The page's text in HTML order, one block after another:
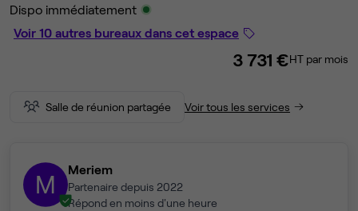
Dispo immédiatement
Voir 10 autres bureaux dans cet espace
3 731 €HT par mois
Salle de réunion partagée Voir tous les services
M Meriem
Partenaire depuis 2022
Répond en moins d'une heure